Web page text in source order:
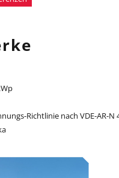
Richtlinie nach VDE-AR-N